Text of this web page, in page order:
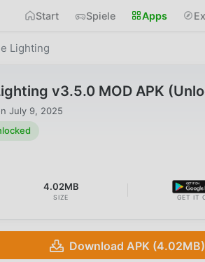
Start Spiele Apps
Lighting
v3.5.0 MOD APK
July 9, 2025
4.02MB
SIZE GET IT
Download APK (4.02MB)